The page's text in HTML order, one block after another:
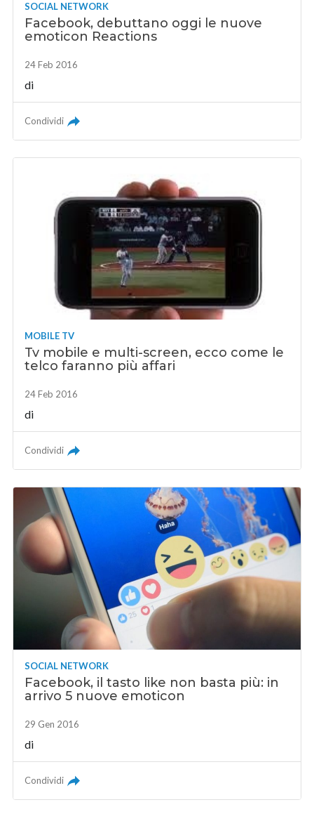
SOCIAL NETWORK
Facebook, debuttano oggi le nuove
emoticon Reactions
24 Feb 2016
di
Condividi
MOBILE TV
Tv mobile e multi-screen, ecco come le
telco faranno più affari
24 Feb 2016
di
Condividi
SOCIAL NETWORK
Facebook, il tasto like non basta più: in
arrivo 5 nuove emoticon
29 Gen 2016
di
Condividi